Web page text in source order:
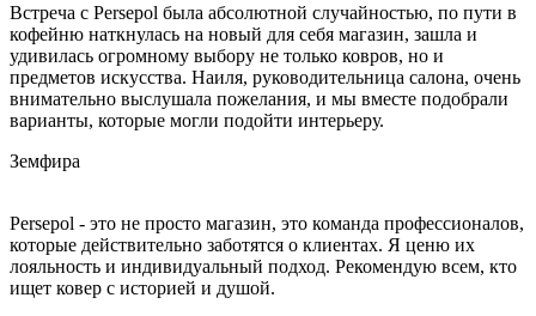
Встреча с Persepol была абсолютной случайностью, по пути в
кофейню наткнулась на новый для себя магазин, зашла и
удивилась огромному выбору не только ковров, но и
предметов искусства. Наиля, руководительница салона, очень
внимательно выслушала пожелания, и мы вместе подобрали
варианты, которые могли подойти интерьеру.
Земфира
Persepol - это не просто магазин, это команда профессионалов,
которые действительно заботятся о клиентах. Я ценю их
лояльность и индивидуальный подход. Рекомендую всем, кто
ищет ковер с историей и душой.